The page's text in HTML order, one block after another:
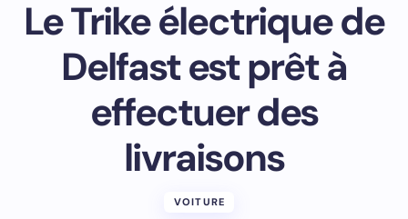
Le Trike électrique de
Delfast est prêt à
effectuer des
livraisons
VOITURE